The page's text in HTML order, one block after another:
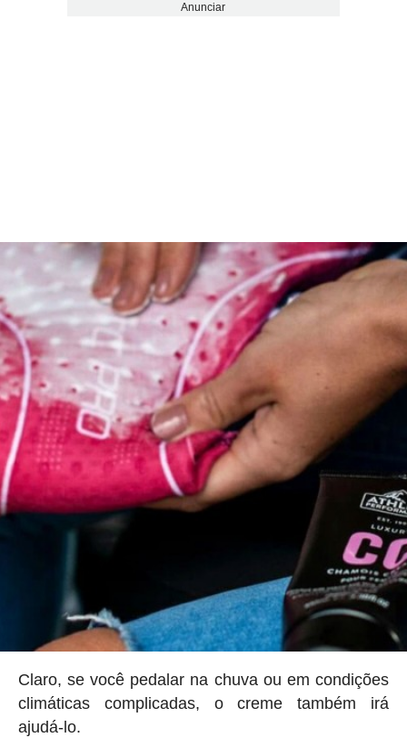
Anunciar
Claro, se você pedalar na chuva ou em condições
climáticas complicadas, o creme também irá
ajudá-lo.